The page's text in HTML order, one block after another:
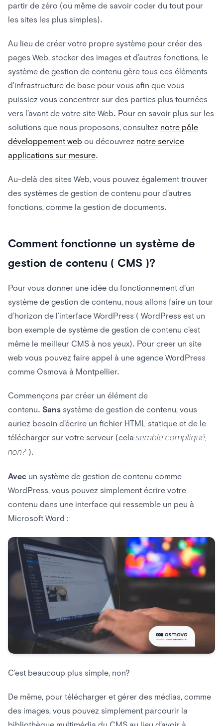
partir de zéro (ou même de savoir coder du tout pour
les sites les plus simples).
Au lieu de créer votre propre système pour créer des
pages Web, stocker des images et d’autres fonctions, le
système de gestion de contenu gère tous ces éléments
d’infrastructure de base pour vous afin que vous
puissiez vous concentrer sur des parties plus tournées
vers l’avant de votre site Web. Pour en savoir plus sur les
solutions que nous proposons, consultez notre pôle
développement web ou découvrez notre service
applications sur mesure.
Au-delà des sites Web, vous pouvez également trouver
des systèmes de gestion de contenu pour d’autres
fonctions, comme la gestion de documents.
Comment fonctionne un système de
gestion de contenu ( CMS )?
Pour vous donner une idée du fonctionnement d’un
système de gestion de contenu, nous allons faire un tour
d’horizon de l’interface WordPress ( WordPress est un
bon exemple de système de gestion de contenu c’est
même le meilleur CMS à nos yeux). Pour creer un site
web vous pouvez faire appel à une agence WordPress
comme Osmova à Montpellier.
Commençons par créer un élément de
contenu. Sans système de gestion de contenu, vous
auriez besoin d’écrire un fichier HTML statique et de le
télécharger sur votre serveur (cela semble compliqué,
non? ).
Avec un système de gestion de contenu comme
WordPress, vous pouvez simplement écrire votre
contenu dans une interface qui ressemble un peu à
Microsoft Word :
C’est beaucoup plus simple, non?
De même, pour télécharger et gérer des médias, comme
des images, vous pouvez simplement parcourir la